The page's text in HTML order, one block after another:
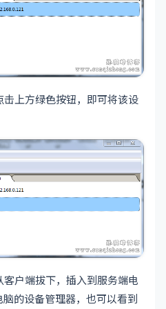
上方绿色按钮，即可将该设
户端拔下，插入到服务端电
的设备管理器，也可以看到